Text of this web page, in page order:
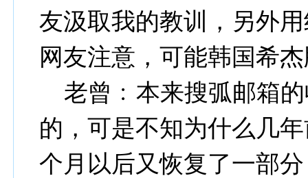
友汲取我的教训，另外
网友注意，可能韩国希
老曾﹕本来搜弧邮箱
的，可是不知为什么几
个月以后又恢复了一部